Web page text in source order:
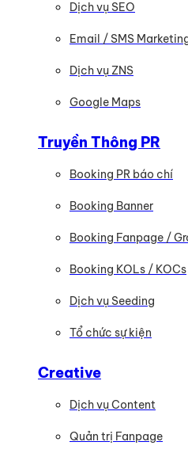
Dịch vụ SEO
Email / SMS
Dịch vụ ZNS
Google Maps
Truyền Thông PR
Booking PR báo chí
Booking Banner
Booking Fanpage /
Booking KOLs / KOCs
Dịch vụ Seeding
Tổ chức sự kiện
Creative
Dịch vụ Content
Quản trị Fanpage